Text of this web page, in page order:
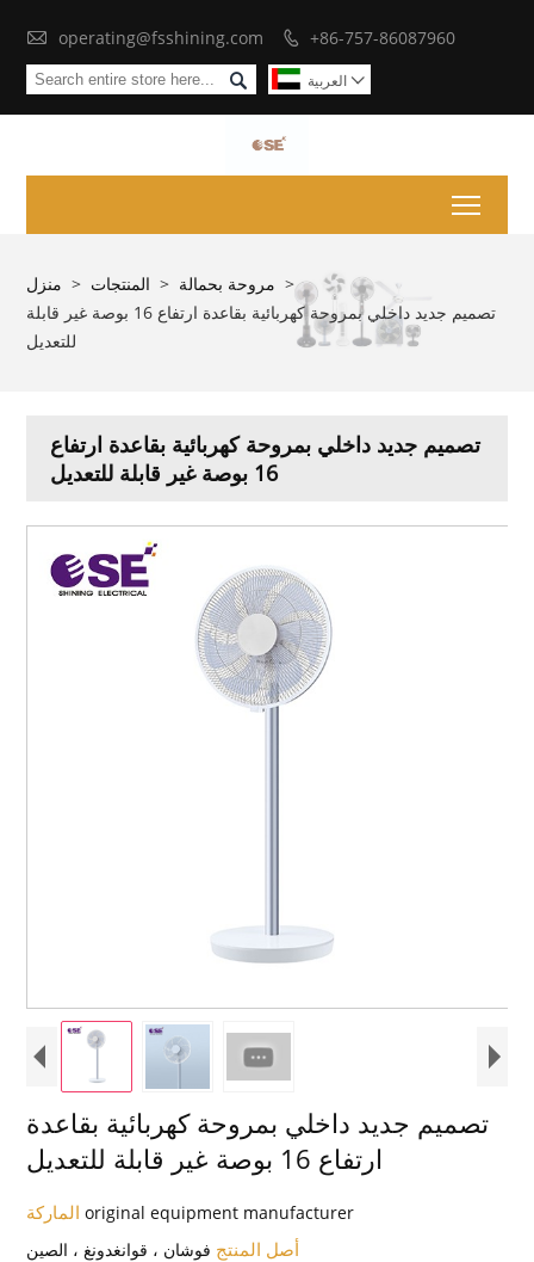
 operating@fsshining.com  +86-757-86087960
 العربية 
منزل > المنتجات > مروحة بحمالة >
تصميم جديد داخلي بمروحة كهربائية بقاعدة ارتفاع 16 بوصة غير قابلة
للتعديل
تصميم جديد داخلي بمروحة كهربائية بقاعدة ارتفاع
16 بوصة غير قابلة للتعديل
تصميم جديد داخلي بمروحة كهربائية بقاعدة
ارتفاع 16 بوصة غير قابلة للتعديل
الماركةoriginal equipment manufacturer
أصل المنتج فوشان ، قوانغدونغ ، الصين